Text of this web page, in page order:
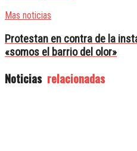
Mas noticias
Protestan en contra de la
«somos el barrio del olor»
Noticias relacionadas